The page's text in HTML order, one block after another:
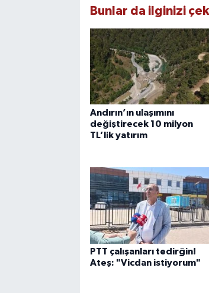
Bunlar da ilginizi
Andırın’ın ulaşımını
değiştirecek 10 milyon
TL’lik yatırım
PTT çalışanları tedirğin!
Ateş: "Vicdan istiyorum"